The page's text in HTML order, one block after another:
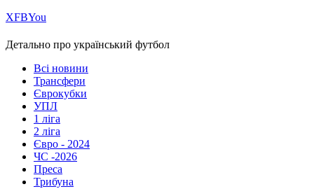
ХFBYou
Детально про український футбол
Всі новини
Трансфери
Єврокубки
УПЛ
1 ліга
2 ліга
Євро - 2024
ЧС -2026
Преса
Трибуна